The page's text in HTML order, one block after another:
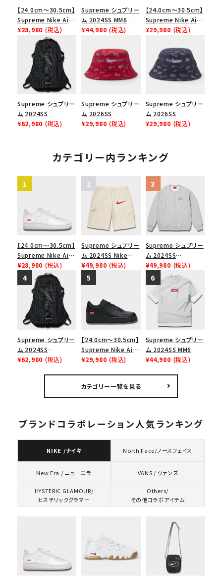
【24.0cm～30.5cm】
Supreme Nike Air
Force 1 Low シュプ
リーム ナイキエアフォ
ース１スニーカー シ
ューズ ホワイト
¥28,980 (税込)
Supreme シュプリー
ム 2024SS MM6
Maison Margiela
メゾンマルジェラボッ
クスロゴTシャツ ホ
ワイト 白
¥44,980 (税込)
【24.0cm～30.5cm】
Supreme Nike Air
Force 1 Low シュプ
ース１スニーカー シ
ューズ ブラック
¥29,980 (税込)
Supreme シュプリー
ム 2024SS
Backpack バックパッ
¥62,980 (税込)
Supreme シュプリー
ム 2026SS
Monogram
ト レッド
¥29,980 (税込)
Supreme シュプリー
ム 2026SS
Monogram
ト ネイビー
¥29,980 (税込)
カテゴリー内ランキング
【24.0cm～30.5cm】
Supreme Nike Air
Force 1 Low シュプ
リーム ナイキエアフォ
ース１スニーカー シ
ューズ ホワイト
¥28,980 (税込)
Supreme シュプリー
ム 2024SS Nike
Denim Short ナイキ
デニムショーツ ナチュ
ラル
¥49,980 (税込)
Supreme シュプリー
ム 2024SS
Pinstripe
Crewneck ピンスト
ライプクルーネック
ヘザーグレー 灰
¥49,980 (税込)
Supreme シュプリー
ム 2024SS
Backpack バックパッ
¥62,980 (税込)
【24.0cm～30.5cm】
Supreme Nike Air
Force 1 Low シュプ
ューズ ブラック
¥29,980 (税込)
Supreme シュプリー
ム 2024SS MM6
Maison Margiela
クスロゴTシャツ ホ
ワイト 白
¥44,980 (税込)
カテゴリー一覧を見る
ブランドコラボレーション人気ランキング
NIKE /ナイキ North Face/ノースフェイス
New Era / ニューエラ VANS / ヴァンズ
HYSTERIC GLAMOUR/
ヒステリックグラマー
Others/
その他コラボアイテム